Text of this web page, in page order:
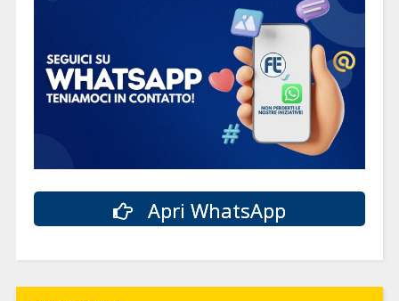
Apri WhatsApp